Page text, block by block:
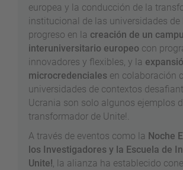
europea y la conducción de la
institucional de las universidades de
progreso en la creación de un
interuniversitario europeo con
innovadores y flexibles, y la
microcredenciales en colaboración
universidades de contextos
Ucrania son solo algunos ejemplos
transformador de Unite!.
A través de eventos como la Noche
los Investigadores y la Escuela de
Unite! , la alianza ha establecido